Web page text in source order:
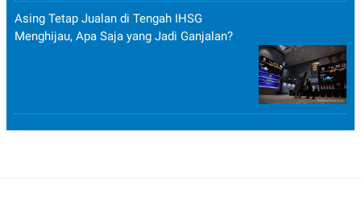
Asing Tetap Jualan di Tengah IHSG
Menghijau, Apa Saja yang Jadi Ganjalan?